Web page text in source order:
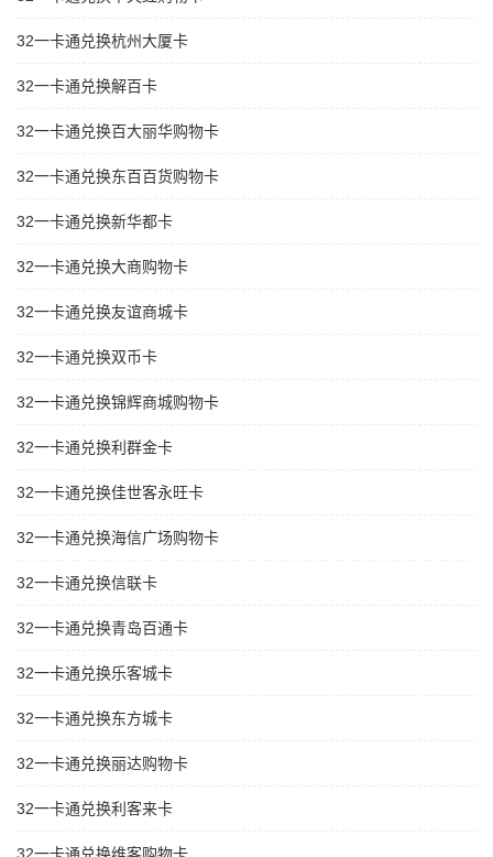
32一卡通兑换杭州大厦卡
32一卡通兑换解百卡
32一卡通兑换百大丽华购物卡
32一卡通兑换东百百货购物卡
32一卡通兑换新华都卡
32一卡通兑换大商购物卡
32一卡通兑换友谊商城卡
32一卡通兑换双币卡
32一卡通兑换锦辉商城购物卡
32一卡通兑换利群金卡
32一卡通兑换佳世客永旺卡
32一卡通兑换海信广场购物卡
32一卡通兑换信联卡
32一卡通兑换青岛百通卡
32一卡通兑换乐客城卡
32一卡通兑换东方城卡
32一卡通兑换丽达购物卡
32一卡通兑换利客来卡